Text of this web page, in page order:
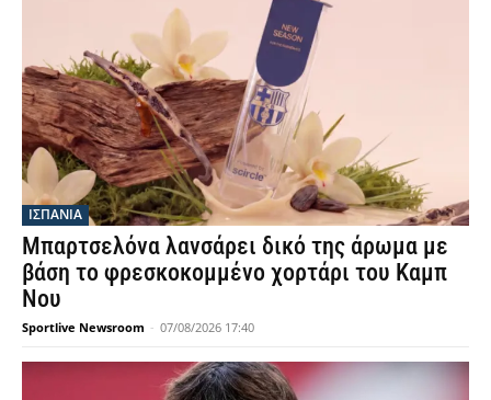
ΙΣΠΑΝΙΑ
Μπαρτσελόνα λανσάρει δικό της άρωμα με
βάση το φρεσκοκομμένο χορτάρι του Καμπ
Νου
Sportlive Newsroom - 07/08/2026 17:40